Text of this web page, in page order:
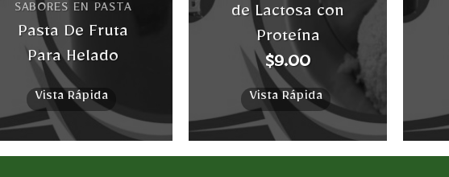
SABORES EN PASTA
Pasta De Fruta
Para Helado
Vista Rápida
de Lactosa con
Proteína
$9.00
Vista Rápida